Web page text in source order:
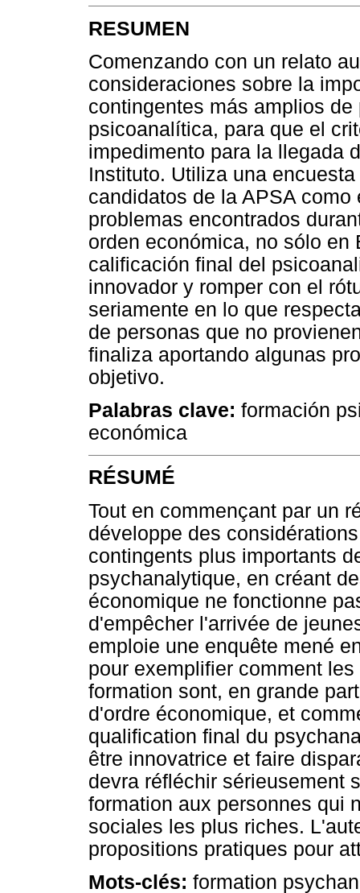
RESUMEN
Comenzando con un relato
consideraciones sobre la
contingentes más amplios
psicoanalítica, para que el
impedimento para la llegada
Instituto. Utiliza una
candidatos de la APSA
problemas encontrados
orden económica, no sólo en
calificación final del
innovador y romper con el
seriamente en lo que
de personas que no
finaliza aportando algunas
objetivo.
Palabras clave: formación
económica
RÉSUMÉ
Tout en commençant par un
développe des
contingents plus importants
psychanalytique, en créant
économique ne fonctionne
d'empêcher l'arrivée de
emploie une enquête mené
pour exemplifier comment
formation sont, en grande
d'ordre économique, et
qualification final du
être innovatrice et faire
devra réfléchir sérieusement
formation aux personnes qui
sociales les plus riches.
propositions pratiques pour
Mots-clés: formation